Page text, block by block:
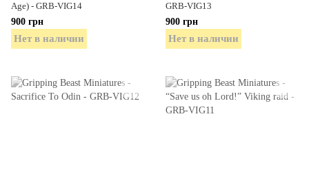
Age) - GRB-VIG14
900 грн
Нет в наличии
GRB-VIG13
900 грн
Нет в наличии